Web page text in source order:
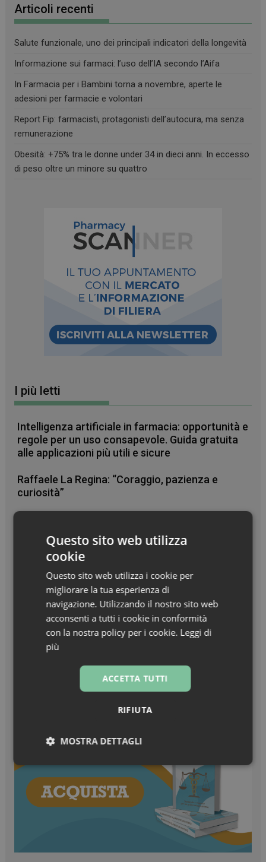
Articoli recenti
Salute funzionale, uno dei principali indicatori della longevità
Informazione sui farmaci: l’uso dell’IA secondo l’Aifa
In Farmacia per i Bambini torna a novembre, aperte le
adesioni per farmacie e volontari
Report Fip: farmacisti, protagonisti dell’autocura, ma senza
remunerazione
Obesità: +75% tra le donne under 34 in dieci anni. In eccesso
di peso oltre un minore su quattro
I più letti
Intelligenza artificiale in farmacia: opportunità e
regole per un uso consapevole. Guida gratuita
alle applicazioni più utili e sicure
Raffaele La Regina: “Coraggio, pazienza e
curiosità”
Zanzare & West Nile virus, prevenzione prima di
Turisti stranieri in farmacia, come essere
sempre pronti all’accoglienza
Questo sito web utilizza
cookie
Questo sito web utilizza i cookie per
migliorare la tua esperienza di
navigazione. Utilizzando il nostro sito web
acconsenti a tutti i cookie in conformità
con la nostra policy per i cookie. Leggi di
più
ACCETTA TUTTI
RIFIUTA
MOSTRA DETTAGLI
Necessari Marketing
Non
classificati